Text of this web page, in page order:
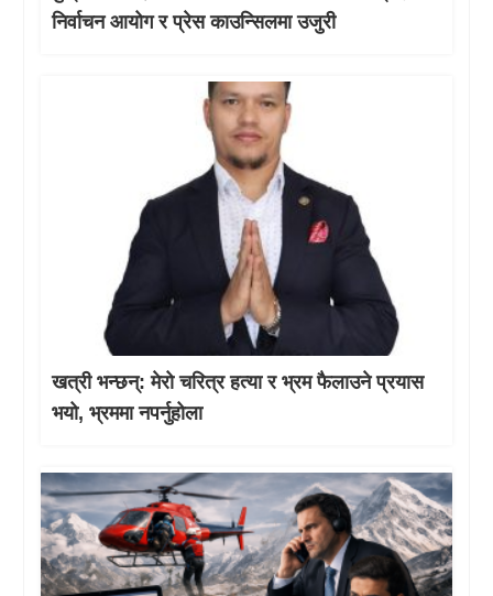
निर्वाचन आयोग र प्रेस काउन्सिलमा उजुरी
खत्री भन्छन्: मेरो चरित्र हत्या र भ्रम फैलाउने प्रयास
भयो, भ्रममा नपर्नुहोला